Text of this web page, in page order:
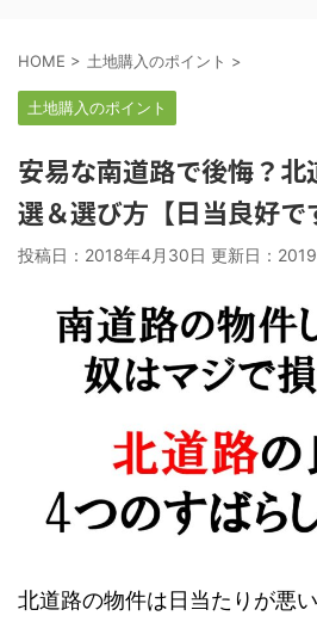
HOME > 土地購入のポイント >
土地購入のポイント
安易な南道路で後悔？
選＆選び方【日当良好で
投稿日：2018年4月30日 更新日：
北道路の物件は日当たりが悪